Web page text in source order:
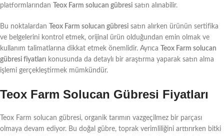
platformlarından
Teox Farm solucan gübresi satın alınabilir.
Bu noktalardan Teox Farm solucan gübresi satın alırken ürünün sertifika
ve belgelerini kontrol etmek, orijinal ürün olduğundan emin olmak ve
kullanım talimatlarına dikkat etmek önemlidir. Ayrıca
Teox Farm solucan
gübresi fiyatları konusunda da detaylı bir araştırma yaparak satın alma
işlemi gerçekleştirmek mümkündür.
Teox Farm Solucan Gübresi Fiyatları
Teox Farm solucan gübresi, organik tarımın vazgeçilmez bir parçası
olmaya devam ediyor. Bu doğal gübre, toprak verimliliğini arttırırken bitki